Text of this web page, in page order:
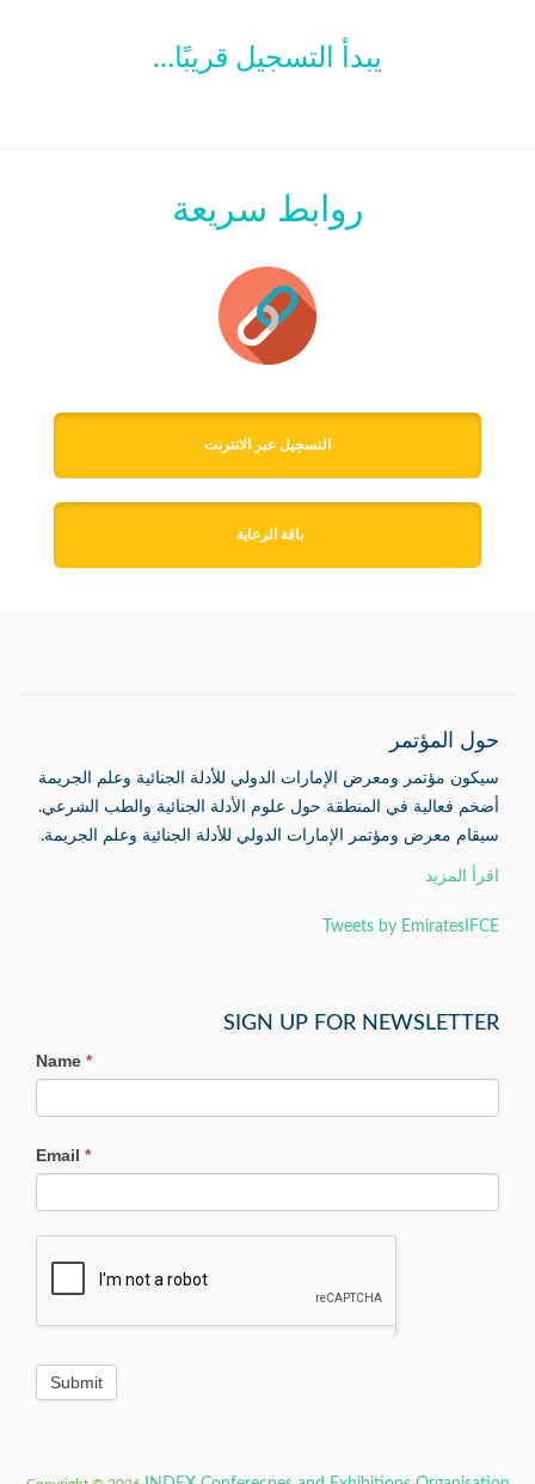
يبدأ التسجيل قريبًا…
روابط سريعة
التسجيل عبر الانترنت
باقة الرعاية
حول المؤتمر
سيكون مؤتمر ومعرض الإمارات الدولي للأدلة الجنائية وعلم الجريمة
أضخم فعالية في المنطقة حول علوم الأدلة الجنائية والطب الشرعي.
سيقام معرض ومؤتمر الإمارات الدولي للأدلة الجنائية وعلم الجريمة.
اقرأ المزيد
Tweets by EmiratesIFCE
SIGN UP FOR NEWSLETTER
Name *
Email *